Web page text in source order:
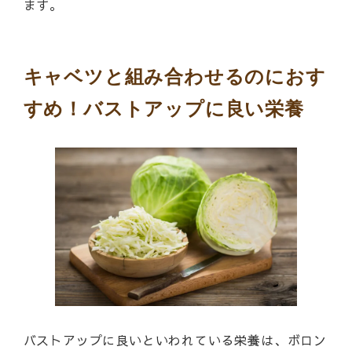
ます。
キャベツと組み合わせるのにおす
すめ！バストアップに良い栄養
バストアップに良いといわれている栄養は、ボロン